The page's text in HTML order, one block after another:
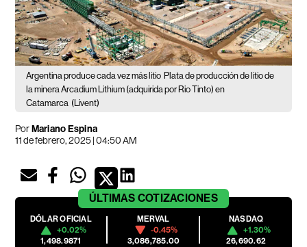
Argentina produce cada vez más litio Plata de producción de litio de
la minera Arcadium Lithium (adquirida por Rio Tinto) en
Catamarca (Livent)
PorMariano Espina
11 de febrero, 2025 | 04:50 AM
ÚLTIMAS COTIZACIONES
DÓLAR OFICIAL
+0.02%
1,498.9871
MERVAL
-0.45%
3,086,785.00
NASDAQ
+1.30%
26,690.62